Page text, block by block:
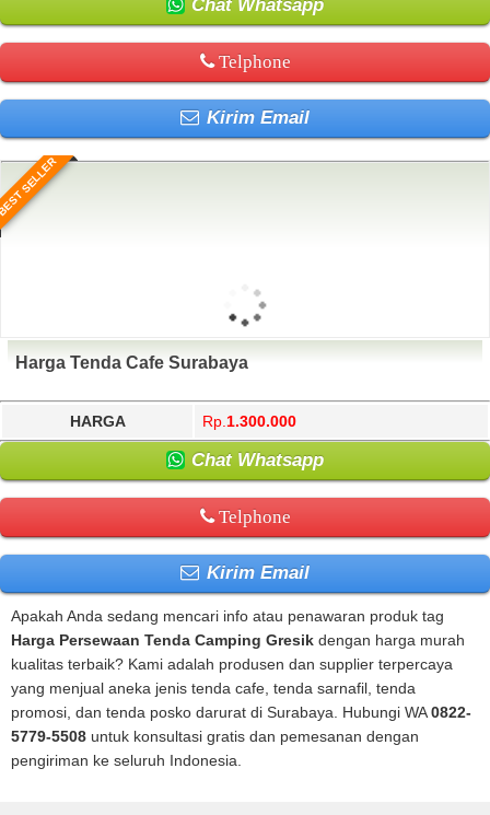
Chat Whatsapp
Telphone
Kirim Email
SELLER
Harga Tenda Cafe Surabaya
HARGA Rp. 1.300.000
Chat Whatsapp
Telphone
Kirim Email
Apakah Anda sedang mencari info atau penawaran produk tag
Harga Persewaan Tenda Camping Gresik dengan harga murah
kualitas terbaik? Kami adalah produsen dan supplier terpercaya
yang menjual aneka jenis tenda cafe, tenda sarnafil, tenda
promosi, dan tenda posko darurat di Surabaya. Hubungi WA0822-
5779-5508 untuk konsultasi gratis dan pemesanan dengan
pengiriman ke seluruh Indonesia.